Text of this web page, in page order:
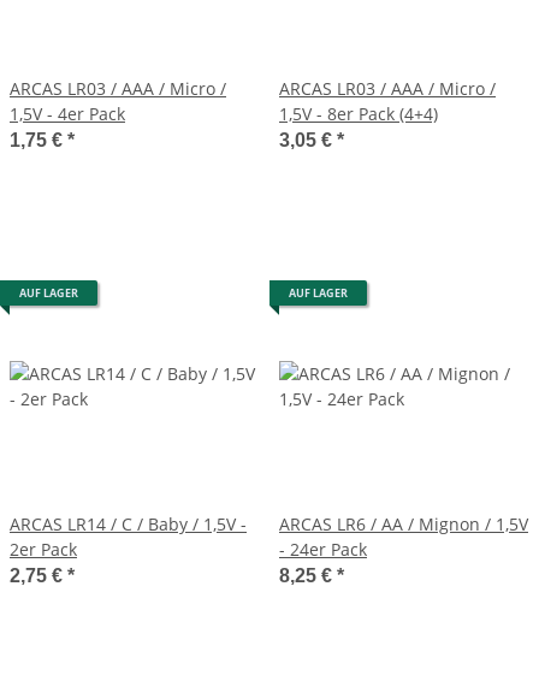
ARCAS LR03 / AAA / Micro /
1,5V - 4er Pack
1,75 € *
ARCAS LR03 / AAA / Micro /
1,5V - 8er Pack (4+4)
3,05 € *
AUF LAGER
ARCAS LR14 / C / Baby / 1,5V -
2er Pack
2,75 € *
AUF LAGER
ARCAS LR6 / AA / Mignon / 1,5V
- 24er Pack
8,25 € *